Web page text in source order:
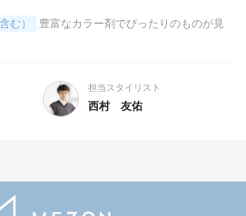
む）
豊富なカラー剤でぴったりのものが見
担当スタイリスト
西村 友佑